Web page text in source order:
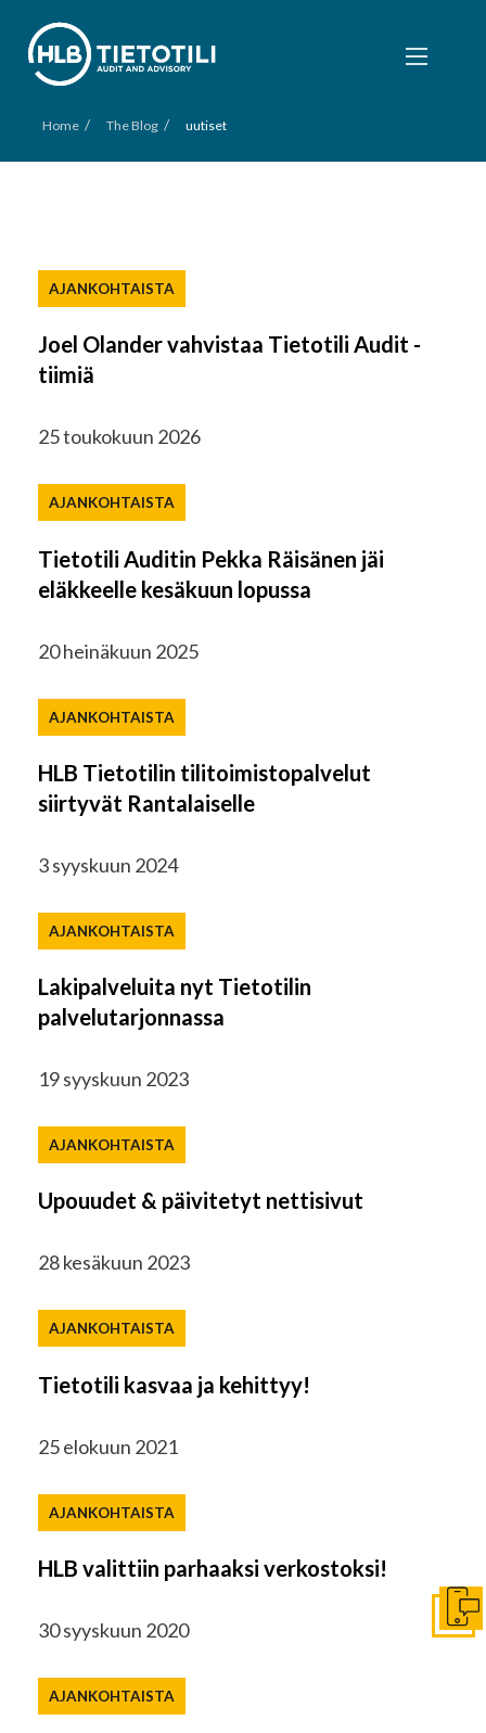
Home / The Blog / uutiset
AJANKOHTAISTA
Joel Olander vahvistaa Tietotili Audit -
tiimiä
25 toukokuun 2026
AJANKOHTAISTA
Tietotili Auditin Pekka Räisänen jäi
eläkkeelle kesäkuun lopussa
20 heinäkuun 2025
AJANKOHTAISTA
HLB Tietotilin tilitoimistopalvelut
siirtyvät Rantalaiselle
3 syyskuun 2024
AJANKOHTAISTA
Lakipalveluita nyt Tietotilin
palvelutarjonnassa
19 syyskuun 2023
AJANKOHTAISTA
Upouudet & päivitetyt nettisivut
28 kesäkuun 2023
AJANKOHTAISTA
Tietotili kasvaa ja kehittyy!
25 elokuun 2021
AJANKOHTAISTA
HLB valittiin parhaaksi verkostoksi!
30 syyskuun 2020
AJANKOHTAISTA
Ota